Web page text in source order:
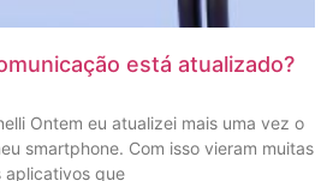
está atualizado?
Ontem eu atualizei mais uma vez o
smartphone. Com isso vieram muitas
aplicativos que